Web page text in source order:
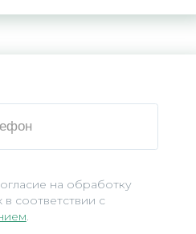
на обработку
соответствии с
.